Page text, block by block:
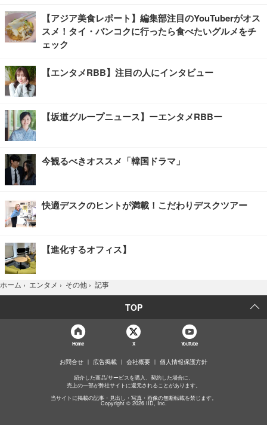
【アジア美食レポート】編集部注目のYouTuberがオス
スメ！タイ・バンコクに行ったら食べたいグルメをチ
ェック
【エンタメRBB】注目の人にインタビュー
【坂道グループニュース】ーエンタメRBBー
今観るべきオススメ「韓国ドラマ」
快適デスクのヒントが満載！こだわりデスクツアー
【進化するオフィス】
ホーム › エンタメ › その他 › 記事
TOP
Home X YouTube
お問合せ 広告掲載 会社概要 個人情報保護方針
紹介した商品/サービスを購入、契約した場合に、
売上の一部が弊社サイトに還元されることがあります。
当サイトに掲載の記事・見出し・写真・画像の無断転載を禁じます。
Copyright © 2026 IID, Inc.